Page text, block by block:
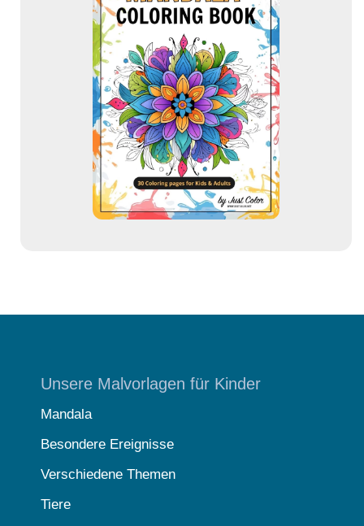
Unsere Malvorlagen für Kinder
Mandala
Besondere Ereignisse
Verschiedene Themen
Tiere